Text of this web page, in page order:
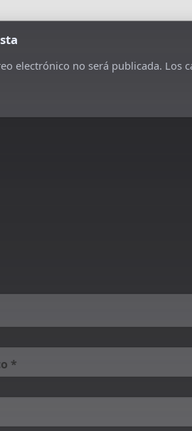
electrónico no será publicada. Los
*